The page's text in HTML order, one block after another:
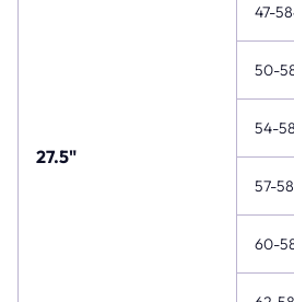
27.5"
47-
50-
54-
57-
60-